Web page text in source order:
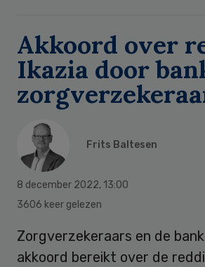
Akkoord over
Ikazia door
Frits Baltesen
8 december 2022, 13:00
3606 keer gelezen
Zorgverzekeraars en de
akkoord bereikt over de